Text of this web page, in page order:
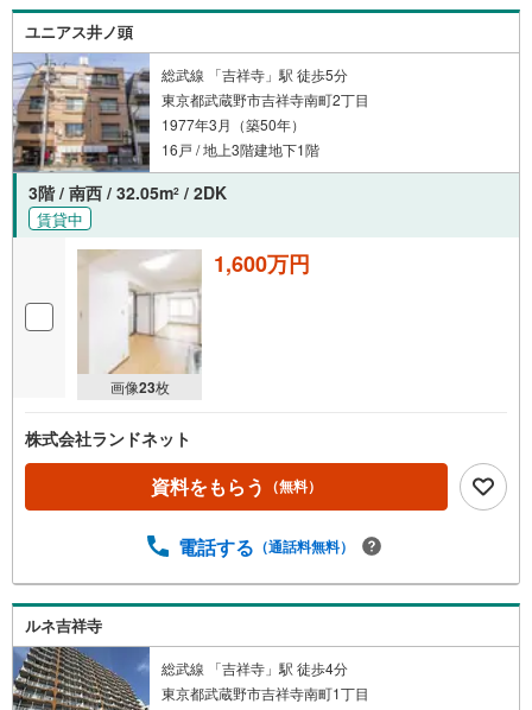
ユニアス井ノ頭
総武線 「吉祥寺」駅 徒歩5分
東京都武蔵野市吉祥寺南町2丁目
1977年3月（築50年）
16戸 / 地上3階建地下1階
3階 / 南西 / 32.05m2 / 2DK
賃貸中
画像23枚
1,600万円
株式会社ランドネット
資料をもらう （無料）
電話する （通話料無料）
ルネ吉祥寺
総武線 「吉祥寺」駅 徒歩4分
東京都武蔵野市吉祥寺南町1丁目